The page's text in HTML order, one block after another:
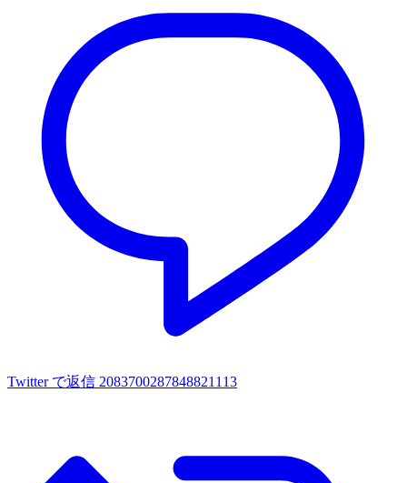
Twitter で返信 2083700287848821113